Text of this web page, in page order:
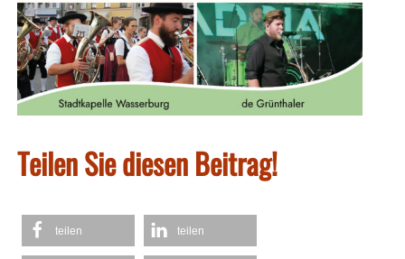
Teilen Sie diesen Beitrag!
teilen teilen